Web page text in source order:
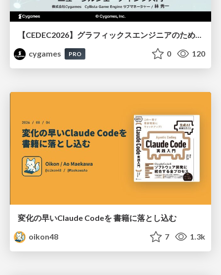
cygames
PRO 0 120
変化の早いClaude Codeを 書籍に落とし込む
oikon48
7 1.3k